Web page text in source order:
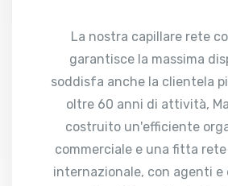
La nostra capillare rete
garantisce la massima
soddisfa anche la clientela
oltre 60 anni di attività,
costruito un'efficiente
commerciale e una fitta
internazionale, con agenti